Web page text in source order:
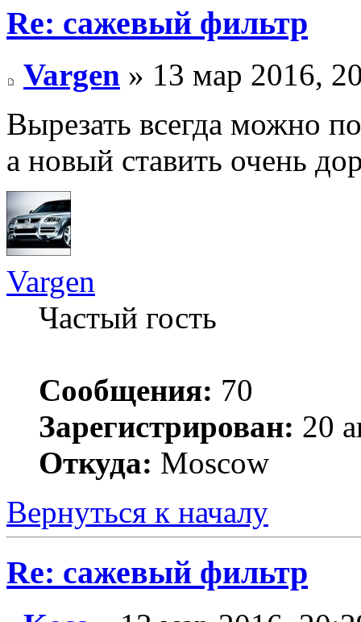
Re: сажевый фильтр
Vargen » 13 мар 2016,
Вырезать всегда можно
а новый ставить очень
Vargen
Частый гость
Сообщения: 70
Зарегистрирован: 20
Откуда: Moscow
Вернуться к началу
Re: сажевый фильтр